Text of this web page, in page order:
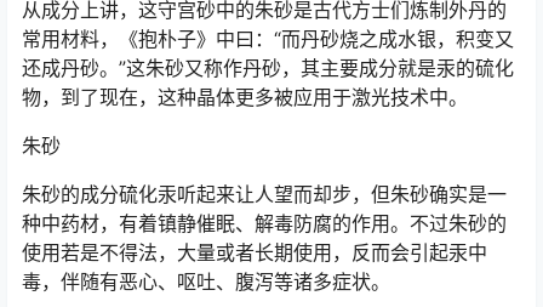
从成分上讲，这守宫砂中的朱砂是古代方士们炼制外丹的
常用材料，《抱朴子》中曰：“而丹砂烧之成水银，积变又
还成丹砂。”这朱砂又称作丹砂，其主要成分就是汞的硫化
物，到了现在，这种晶体更多被应用于激光技术中。
朱砂
朱砂的成分硫化汞听起来让人望而却步，但朱砂确实是一
种中药材，有着镇静催眠、解毒防腐的作用。不过朱砂的
使用若是不得法，大量或者长期使用，反而会引起汞中
毒，伴随有恶心、呕吐、腹泻等诸多症状。